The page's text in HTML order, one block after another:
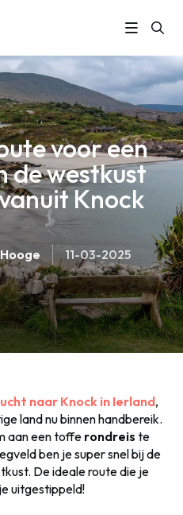
voor een
de westkust
Knock
11-03-2025
naar Knock in Ierland,
land nu binnen handbereik.
aan een toffe rondreis te
ben je super snel bij de
De ideale route die je
uitgestippeld!